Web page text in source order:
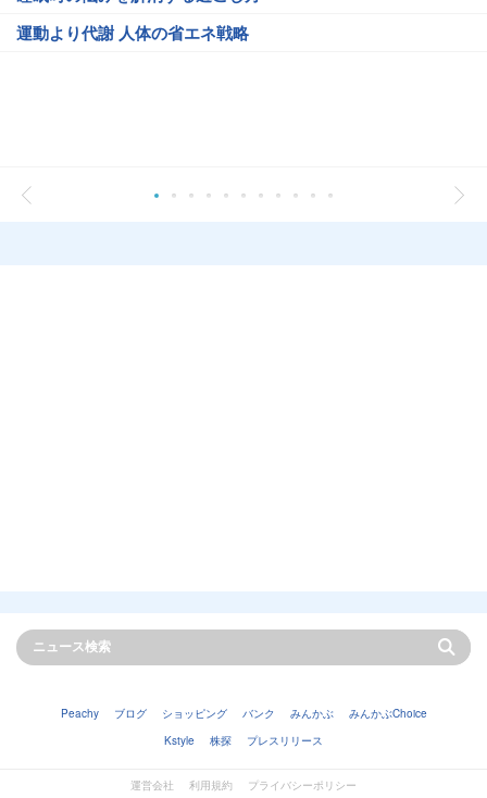
運動より代謝 人体の省エネ戦略
Peachy ブログ ショッピング バンク みんかぶ
みんかぶChoice
Kstyle
株探 プレスリリース
運営会社 利用規約 プライバシーポリシー